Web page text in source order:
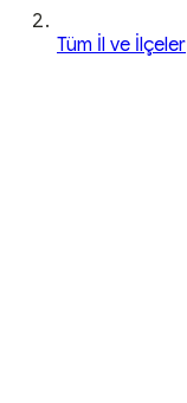
Tüm İl ve İlçeler